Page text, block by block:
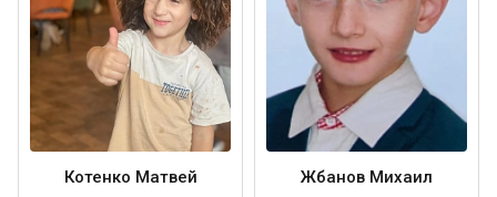
Котенко Матвей Жбанов Михаил